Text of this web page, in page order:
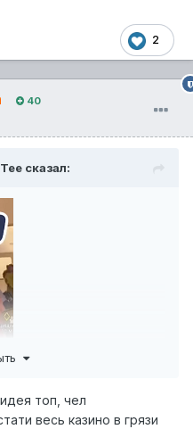
2
40
сказал:
топ, чел
весь казино в грязи